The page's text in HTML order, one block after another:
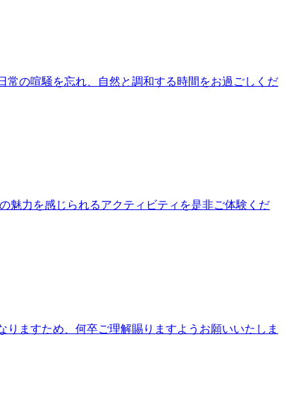
の喧騒を忘れ、自然と調和する時間をお過ごしくだ
魅力を感じられるアクティビティを是非ご体験くだ
ますため、何卒ご理解賜りますようお願いいたしま